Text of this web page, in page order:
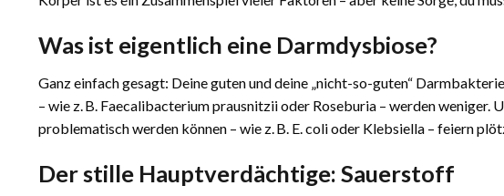
Was ist eigentlich eine Darmdysbiose?
Ganz einfach gesagt: Deine guten und deine „nicht-so-guten“
– wie z. B. Faecalibacterium prausnitzii oder Roseburia – werden weniger.
problematisch werden können – wie z. B. E. coli oder Klebsiella – feiern
Der stille Hauptverdächtige: Sauerstoff